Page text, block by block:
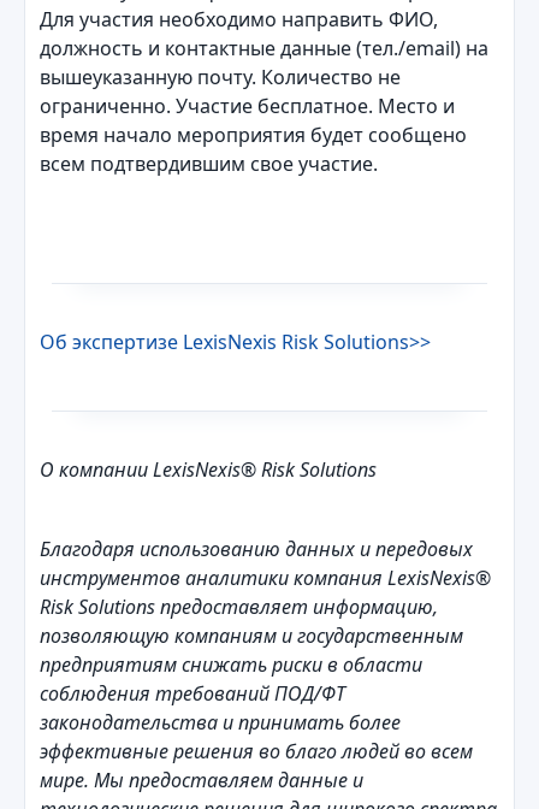
Для участия необходимо направить ФИО,
должность и контактные данные (тел./email) на
вышеуказанную почту. Количество не
ограниченно. Участие бесплатное. Место и
время начало мероприятия будет сообщено
всем подтвердившим свое участие.
Об экспертизе LexisNexis Risk Solutions>>
О компании LexisNexis® Risk Solutions
Благодаря использованию данных и передовых
инструментов аналитики компания LexisNexis®
Risk Solutions предоставляет информацию,
позволяющую компаниям и государственным
предприятиям снижать риски в области
соблюдения требований ПОД/ФТ
законодательства и принимать более
эффективные решения во благо людей во всем
мире. Мы предоставляем данные и